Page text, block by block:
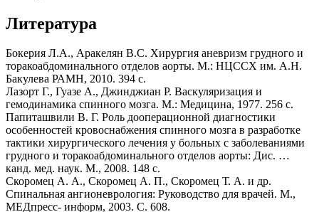
Литература
Бокерия Л.А., Аракелян В.С. Хирургия аневризм грудного и
торакоабдоминального отделов аорты. М.: НЦССХ им. А.Н.
Бакулева РАМН, 2010. 394 с.
Лазорт Г., Гуазе А., Джинджиан Р. Васкуляризация и
гемодинамика спинного мозга. М.: Медицина, 1977. 256 с.
Папиташвили В. Г. Роль дооперационной диагностики
особенностей кровоснабжения спинного мозга в разработке
тактики хирургического лечения у больных с заболеваниями
грудного и торакоабдоминального отделов аорты: Дис. …
канд. мед. наук. М., 2008. 148 с.
Скоромец А. А., Скоромец А. П., Скоромец Т. А. и др.
Спинальная ангионеврология: Руководство для врачей. М.,
МЕДпресс- информ, 2003. С. 608.